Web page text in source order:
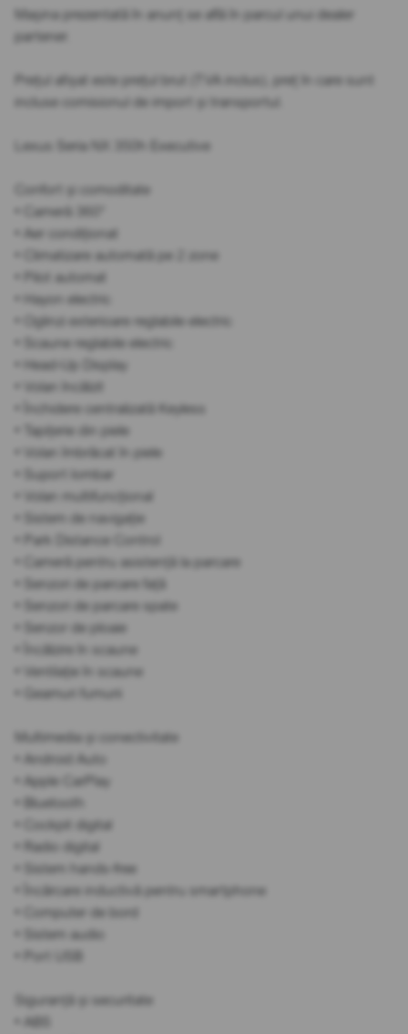
Mașina prezentată în anunț se află în parcul unui dealer
partener.
Prețul afișat este prețul brut (TVA inclus), preț în care sunt
incluse comisionul de import și transportul.
Lexus Seria NX 350h Executive
Confort și comoditate
• Cameră 360°
• Aer condiționat
• Climatizare automată pe 2 zone
• Pilot automat
• Hayon electric
• Oglinzi exterioare reglabile electric
• Scaune reglabile electric
• Head-Up Display
• Volan încălzit
• Închidere centralizată Keyless
• Tapițerie din piele
• Volan îmbrăcat în piele
• Suport lombar
• Volan multifuncțional
• Sistem de navigație
• Park Distance Control
• Cameră pentru asistență la parcare
• Senzori de parcare față
• Senzori de parcare spate
• Senzor de ploaie
• Încălzire în scaune
• Ventilație în scaune
• Geamuri fumurii
Multimedia și conectivitate
• Android Auto
• Apple CarPlay
• Bluetooth
• Cockpit digital
• Radio digital
• Sistem hands-free
• Încărcare inductivă pentru smartphone
• Computer de bord
• Sistem audio
• Port USB
Siguranță și securitate
• ABS